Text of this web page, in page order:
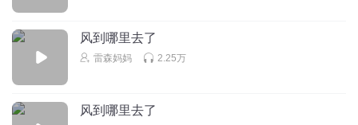
那伤痛未愈合又怎能投入另一个
风到哪里去了
雷森妈妈 2.25万
风到哪里去了